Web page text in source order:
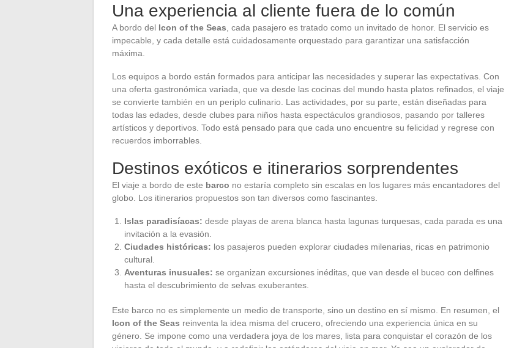
Una experiencia al cliente fuera de lo común
A bordo del Icon of the Seas , cada pasajero es tratado como un invitado de honor. El servicio es
impecable, y cada detalle está cuidadosamente orquestado para garantizar una satisfacción
máxima.
Los equipos a bordo están formados para anticipar las necesidades y superar las expectativas. Con
una oferta gastronómica variada, que va desde las cocinas del mundo hasta platos refinados, el viaje
se convierte también en un periplo culinario. Las actividades, por su parte, están diseñadas para
todas las edades, desde clubes para niños hasta espectáculos grandiosos, pasando por talleres
artísticos y deportivos. Todo está pensado para que cada uno encuentre su felicidad y regrese con
recuerdos imborrables.
Destinos exóticos e itinerarios sorprendentes
El viaje a bordo de este barco no estaría completo sin escalas en los lugares más encantadores del
globo. Los itinerarios propuestos son tan diversos como fascinantes.
Islas paradisíacas: desde playas de arena blanca hasta lagunas turquesas, cada parada es una
invitación a la evasión.
Ciudades históricas: los pasajeros pueden explorar ciudades milenarias, ricas en patrimonio
cultural.
Aventuras inusuales: se organizan excursiones inéditas, que van desde el buceo con delfines
hasta el descubrimiento de selvas exuberantes.
Este barco no es simplemente un medio de transporte, sino un destino en sí mismo. En resumen, el
Icon of the Seas reinventa la idea misma del crucero, ofreciendo una experiencia única en su
género. Se impone como una verdadera joya de los mares, lista para conquistar el corazón de los